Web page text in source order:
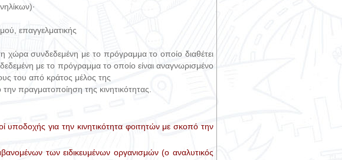
επαγγελματικής
χώρα συνδεδεμένη με το πρόγραμμα το οποίο διαθέτει
με το πρόγραμμα το οποίο είναι αναγνωρισμένο
του από κράτος μέλος της
πραγματοποίηση της κινητικότητας.
υποδοχής για την κινητικότητα φοιτητών με σκοπό την
των ειδικευμένων οργανισμών (ο αναλυτικός